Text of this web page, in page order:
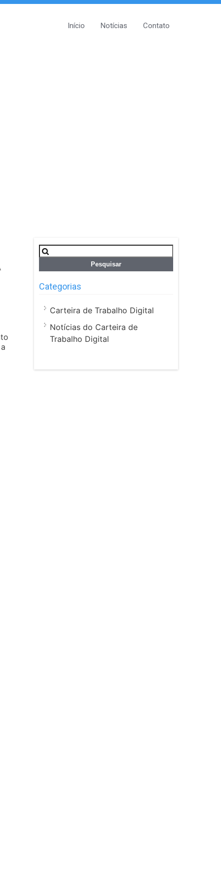
Início Notícias Contato
Pesquisar
por:
Categorias
Carteira de Trabalho Digital
Notícias do Carteira de
Trabalho Digital